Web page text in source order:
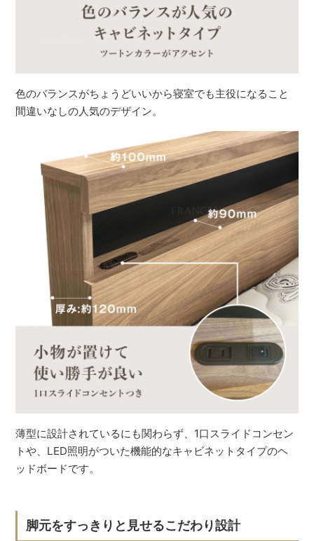
色のバランスがちょうどいいから寝室でも主役になること
間違いなしの人気のデザイン。
薄型に設計されているにも関わらず、1口スライドコンセン
トや、LED照明がついた機能的なキャビネットタイプのヘ
ッドボードです。
脚元をすっきりと見せるこだわり設計